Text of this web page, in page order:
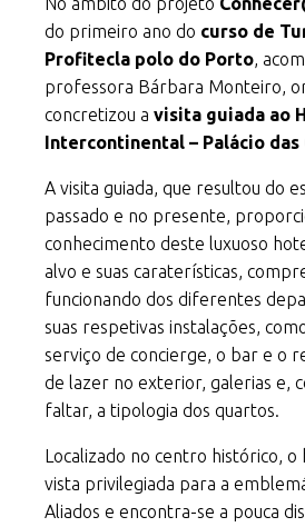
do primeiro ano do curso de
Profitecla polo do Porto ,
professora Bárbara Monteiro,
concretizou a visita guiada ao
Intercontinental – Palácio das
A visita guiada, que resultou do
passado e no presente,
conhecimento deste luxuoso
alvo e suas caraterísticas,
funcionando dos diferentes
suas respetivas instalações,
serviço de concierge, o bar e o
de lazer no exterior, galerias e,
faltar, a tipologia dos quartos.
Localizado no centro histórico,
vista privilegiada para a
Aliados e encontra-se a pouca